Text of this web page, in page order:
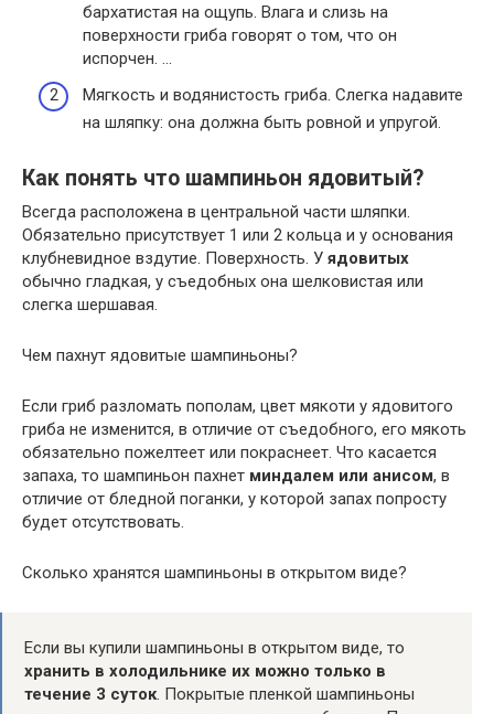
бархатистая на ощупь. Влага и слизь на
поверхности гриба говорят о том, что он
испорчен. …
Мягкость и водянистость гриба. Слегка надавите
на шляпку: она должна быть ровной и упругой.
Как понять что шампиньон ядовитый?
Всегда расположена в центральной части шляпки.
Обязательно присутствует 1 или 2 кольца и у основания
клубневидное вздутие. Поверхность. У ядовитых
обычно гладкая, у съедобных она шелковистая или
слегка шершавая.
Чем пахнут ядовитые шампиньоны?
Если гриб разломать пополам, цвет мякоти у ядовитого
гриба не изменится, в отличие от съедобного, его мякоть
обязательно пожелтеет или покраснеет. Что касается
запаха, то шампиньон пахнет миндалем или анисом, в
отличие от бледной поганки, у которой запах попросту
будет отсутствовать.
Сколько хранятся шампиньоны в открытом виде?
Если вы купили шампиньоны в открытом виде, то
хранить в холодильнике их можно только в
течение 3 суток. Покрытые пленкой шампиньоны